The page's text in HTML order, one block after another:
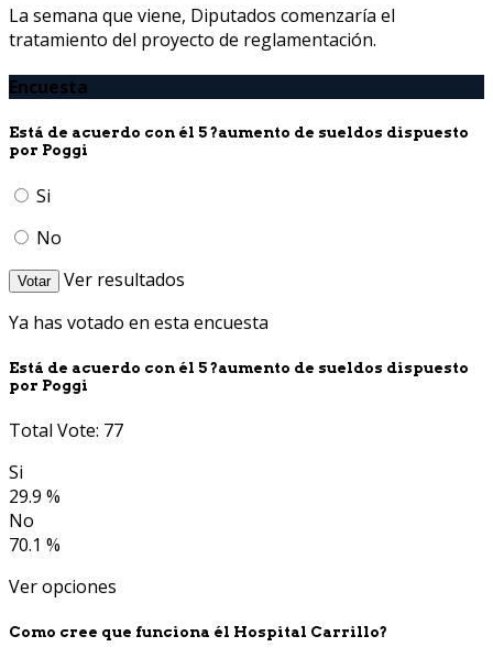
La semana que viene, Diputados comenzaría el
tratamiento del proyecto de reglamentación.
Encuesta
Está de acuerdo con él 5 ?aumento de sueldos dispuesto
por Poggi
Si
No
Votar
Ver resultados
Ya has votado en esta encuesta
Está de acuerdo con él 5 ?aumento de sueldos dispuesto
por Poggi
Total Vote: 77
Si
29.9 %
No
70.1 %
Ver opciones
Como cree que funciona él Hospital Carrillo?